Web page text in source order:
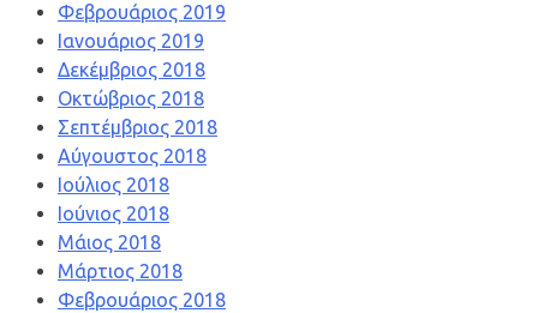
Φεβρουάριος 2019
Ιανουάριος 2019
Δεκέμβριος 2018
Οκτώβριος 2018
Σεπτέμβριος 2018
Αύγουστος 2018
Ιούλιος 2018
Ιούνιος 2018
Μάιος 2018
Μάρτιος 2018
Φεβρουάριος 2018